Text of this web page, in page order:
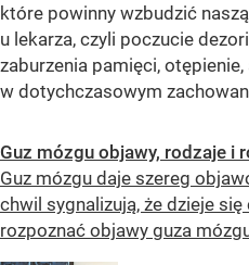
które powinny wzbudzić
u lekarza, czyli poczucie
zaburzenia pamięci,
w dotychczasowym
Guz mózgu objawy, rodzaje i
Guz mózgu daje szereg
chwil sygnalizują, że dzieje
rozpoznać objawy guza